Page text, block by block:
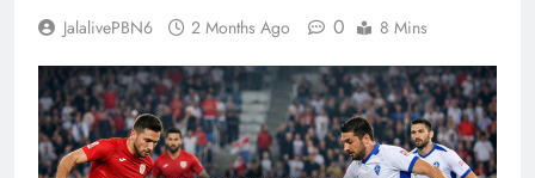
JalalivePBN6 2 Months Ago 0 8 Mins